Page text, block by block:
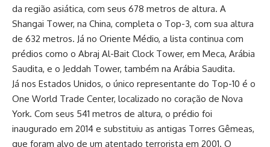
da região asiática, com seus 678 metros de altura. A
Shangai Tower, na China, completa o Top-3, com sua altura
de 632 metros. Já no Oriente Médio, a lista continua com
prédios como o Abraj Al-Bait Clock Tower, em Meca, Arábia
Saudita, e o Jeddah Tower, também na Arábia Saudita.
Já nos Estados Unidos, o único representante do Top-10 é o
One World Trade Center, localizado no coração de Nova
York. Com seus 541 metros de altura, o prédio foi
inaugurado em 2014 e substituiu as antigas Torres Gêmeas,
que foram alvo de um atentado terrorista em 2001. O